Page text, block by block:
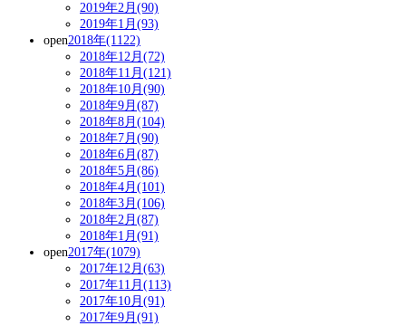
2019年2月(90)
2019年1月(93)
open2018年(1122)
2018年12月(72)
2018年11月(121)
2018年10月(90)
2018年9月(87)
2018年8月(104)
2018年7月(90)
2018年6月(87)
2018年5月(86)
2018年4月(101)
2018年3月(106)
2018年2月(87)
2018年1月(91)
open2017年(1079)
2017年12月(63)
2017年11月(113)
2017年10月(91)
2017年9月(91)